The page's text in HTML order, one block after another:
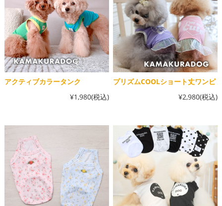
アクティブカラータンク
¥1,980(税込)
プリズムCOOLショート丈ワンピ
¥2,980(税込)